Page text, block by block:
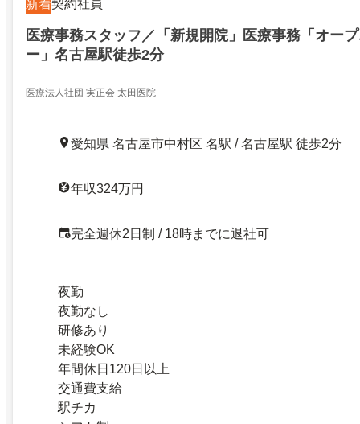
新着契約社員
医療事務スタッフ／「新規開院」医療事務「オー
ー」名古屋駅徒歩2分
医療法人社団 実正会 太田医院
愛知県 名古屋市中村区 名駅 / 名古屋駅 徒歩2分
年収324万円
完全週休2日制 / 18時までに退社可
夜勤
夜勤なし
研修あり
未経験OK
年間休日120日以上
交通費支給
駅チカ